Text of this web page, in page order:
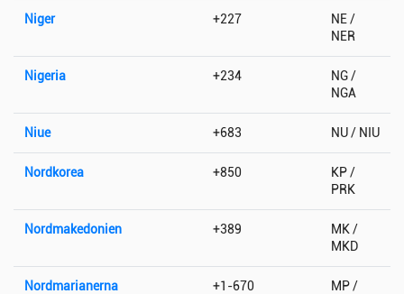
Niger +227
NE /
NER
Nigeria +234
NG /
NGA
Niue +683 NU / NIU
Nordkorea +850
KP /
PRK
Nordmakedonien +389
MK /
MKD
Nordmarianerna +1-670
MP /